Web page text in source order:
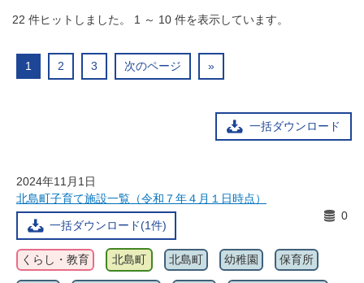
22 件ヒットしました。 1 ～ 10 件を表示しています。
1 2 3 次のページ »
一括ダウンロード
2024年11月1日
北島町子育て施設一覧（令和７年４月１日時点）
一括ダウンロード(1件)
0
くらし・教育 北島町 北島町 幼稚園 保育所